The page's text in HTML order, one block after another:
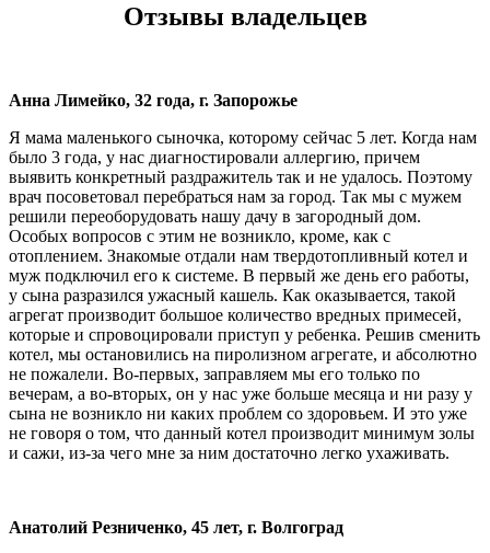
Отзывы владельцев
Анна Лимейко, 32 года, г. Запорожье
Я мама маленького сыночка, которому сейчас 5 лет. Когда нам
было 3 года, у нас диагностировали аллергию, причем
выявить конкретный раздражитель так и не удалось. Поэтому
врач посоветовал перебраться нам за город. Так мы с мужем
решили переоборудовать нашу дачу в загородный дом.
Особых вопросов с этим не возникло, кроме, как с
отоплением. Знакомые отдали нам твердотопливный котел и
муж подключил его к системе. В первый же день его работы,
у сына разразился ужасный кашель. Как оказывается, такой
агрегат производит большое количество вредных примесей,
которые и спровоцировали приступ у ребенка. Решив сменить
котел, мы остановились на пиролизном агрегате, и абсолютно
не пожалели. Во-первых, заправляем мы его только по
вечерам, а во-вторых, он у нас уже больше месяца и ни разу у
сына не возникло ни каких проблем со здоровьем. И это уже
не говоря о том, что данный котел производит минимум золы
и сажи, из-за чего мне за ним достаточно легко ухаживать.
Анатолий Резниченко, 45 лет, г. Волгоград